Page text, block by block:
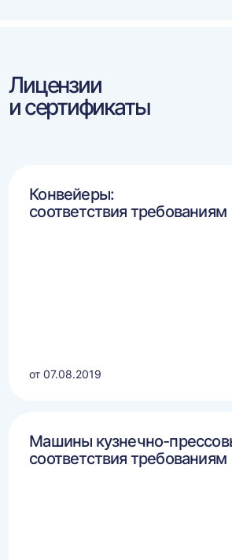
Лицензии
и сертификаты
Конвейеры:
соответствия требованиям
от 07.08.2019
Машины кузнечно-
соответствия требованиям